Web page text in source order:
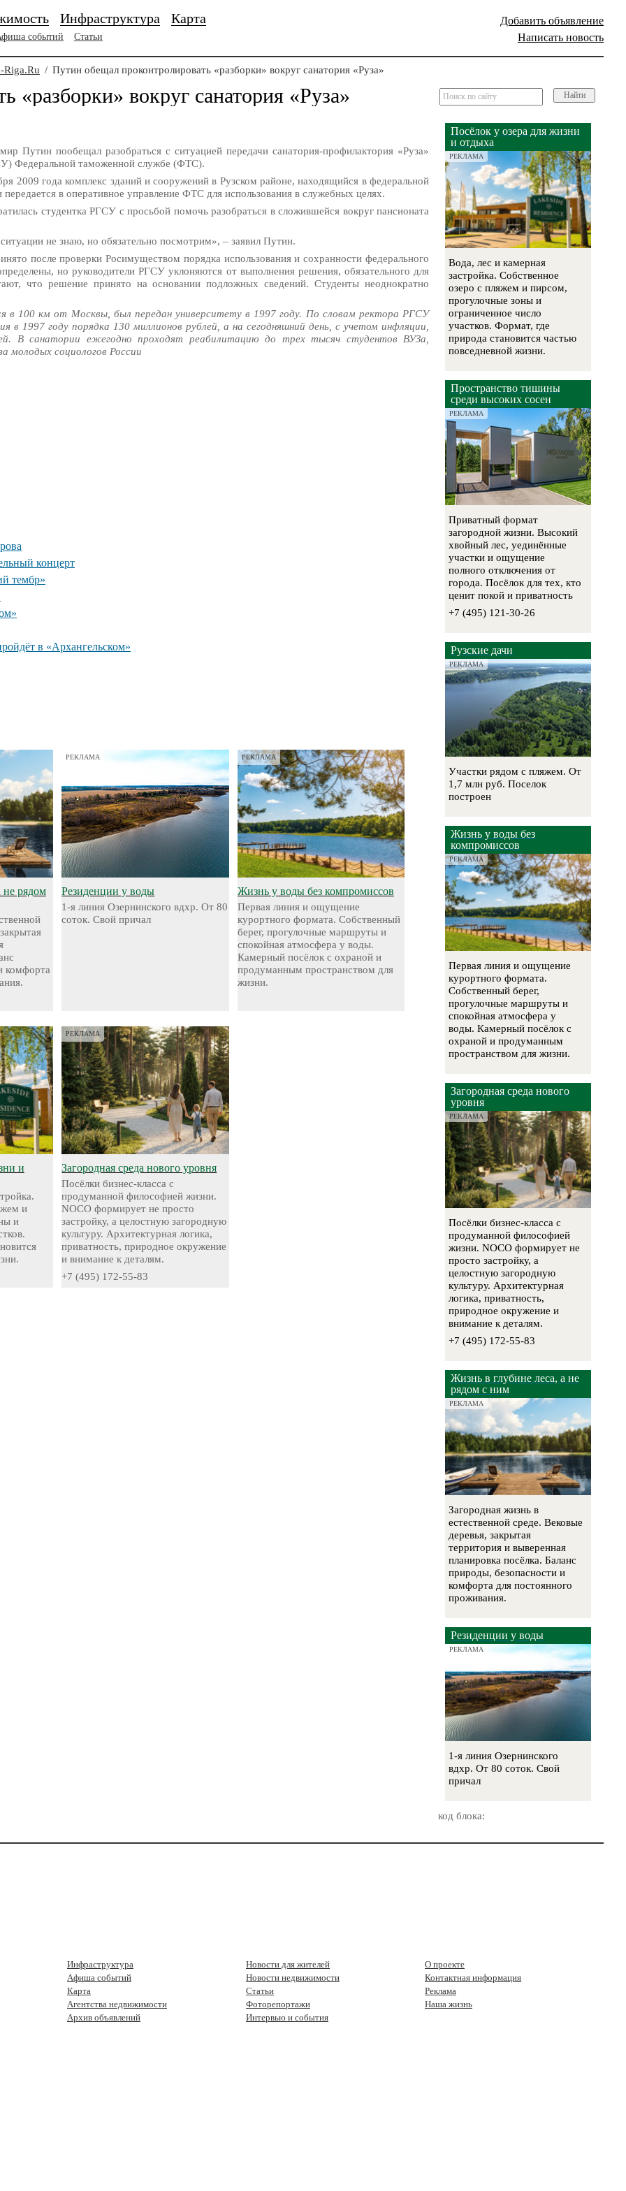
Добавить объявление
Написать новость
Инфраструктура Карта
событий Статьи
Riga.Ru / Путин обещал проконтролировать «разборки» вокруг санатория «Руза»
«разборки» вокруг санатория «Руза»
Путин пообещал разобраться с ситуацией передачи санатория-профилактория «Руза»
Федеральной таможенной службе (ФТС).
года комплекс зданий и сооружений в Рузском районе, находящийся в федеральной
в оперативное управление ФТС для использования в служебных целях.
студентка РГСУ с просьбой помочь разобраться в сложившейся вокруг пансионата
не знаю, но обязательно посмотрим», – заявил Путин.
после проверки Росимуществом порядка использования и сохранности федерального
но руководители РГСУ уклоняются от выполнения решения, обязательного для
что решение принято на основании подложных сведений. Студенты неоднократно
в 100 км от Москвы, был передан университету в 1997 году. По словам ректора РГСУ
в 1997 году порядка 130 миллионов рублей, а на сегодняшний день, с учетом инфляции,
В санатории ежегодно проходят реабилитацию до трех тысяч студентов ВУЗа,
молодых социологов России
концерт
тембр»
в «Архангельском»
не рядом
комфорта
РЕКЛАМА
Резиденции у воды
1-я линия Озернинского вдхр. От 80
соток. Свой причал
РЕКЛАМА
Жизнь у воды без компромиссов
Первая линия и ощущение
курортного формата. Собственный
берег, прогулочные маршруты и
спокойная атмосфера у воды.
Камерный посёлок с охраной и
продуманным пространством для
жизни.
и
и
и
РЕКЛАМА
Загородная среда нового уровня
Посёлки бизнес-класса с
продуманной философией жизни.
NOCO формирует не просто
застройку, а целостную загородную
культуру. Архитектурная логика,
приватность, природное окружение
и внимание к деталям.
+7 (495) 172-55-83
Найти
Посёлок у озера для жизни
и отдыха
РЕКЛАМА
Вода, лес и камерная
застройка. Собственное
озеро с пляжем и пирсом,
прогулочные зоны и
ограниченное число
участков. Формат, где
природа становится частью
повседневной жизни.
Пространство тишины
среди высоких сосен
РЕКЛАМА
Приватный формат
загородной жизни. Высокий
хвойный лес, уединённые
участки и ощущение
полного отключения от
города. Посёлок для тех, кто
ценит покой и приватность
+7 (495) 121-30-26
Рузские дачи
РЕКЛАМА
Участки рядом с пляжем. От
1,7 млн руб. Поселок
построен
Жизнь у воды без
компромиссов
РЕКЛАМА
Первая линия и ощущение
курортного формата.
Собственный берег,
прогулочные маршруты и
спокойная атмосфера у
воды. Камерный посёлок с
охраной и продуманным
пространством для жизни.
Загородная среда нового
уровня
РЕКЛАМА
Посёлки бизнес-класса с
продуманной философией
жизни. NOCO формирует не
просто застройку, а
целостную загородную
культуру. Архитектурная
логика, приватность,
природное окружение и
внимание к деталям.
+7 (495) 172-55-83
Жизнь в глубине леса, а не
рядом с ним
РЕКЛАМА
Загородная жизнь в
естественной среде. Вековые
деревья, закрытая
территория и выверенная
планировка посёлка. Баланс
природы, безопасности и
комфорта для постоянного
проживания.
Резиденции у воды
РЕКЛАМА
1-я линия Озернинского
вдхр. От 80 соток. Свой
причал
код блока:
Инфраструктура
Афиша событий
Карта
Агентства недвижимости
Архив объявлений
Новости для жителей
Новости недвижимости
Статьи
Фоторепортажи
Интервью и события
О проекте
Контактная информация
Реклама
Наша жизнь